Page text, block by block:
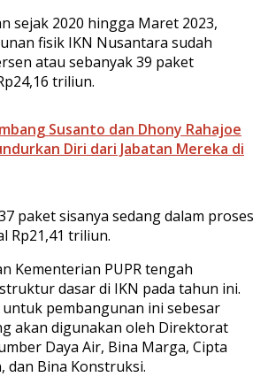
sejak 2020 hingga Maret 2023,
fisik IKN Nusantara sudah
atau sebanyak 39 paket
triliun.
Susanto dan Dhony Rahajoe
Diri dari Jabatan Mereka di
paket sisanya sedang dalam proses
Rp21,41 triliun.
Kementerian PUPR tengah
dasar di IKN pada tahun ini.
pembangunan ini sebesar
akan digunakan oleh Direktorat
Daya Air, Bina Marga, Cipta
dan Bina Konstruksi.